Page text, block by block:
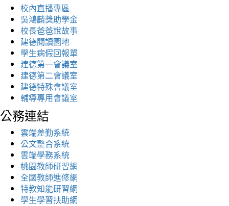
校內直播專區
吳鴻麟獎助學金
校長爸爸說故事
建德閱讀園地
學生病假回報單
建德第一會議室
建德第二會議室
建德特殊會議室
輔導專用會議室
公務連結
雲端差勤系統
公文整合系統
雲端學務系統
桃園教師研習網
全國教師進修網
特教知能研習網
學生學習扶助網